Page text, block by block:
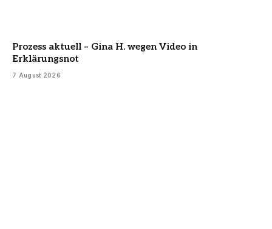
Prozess aktuell – Gina H. wegen Video in
Erklärungsnot
7 August 2026